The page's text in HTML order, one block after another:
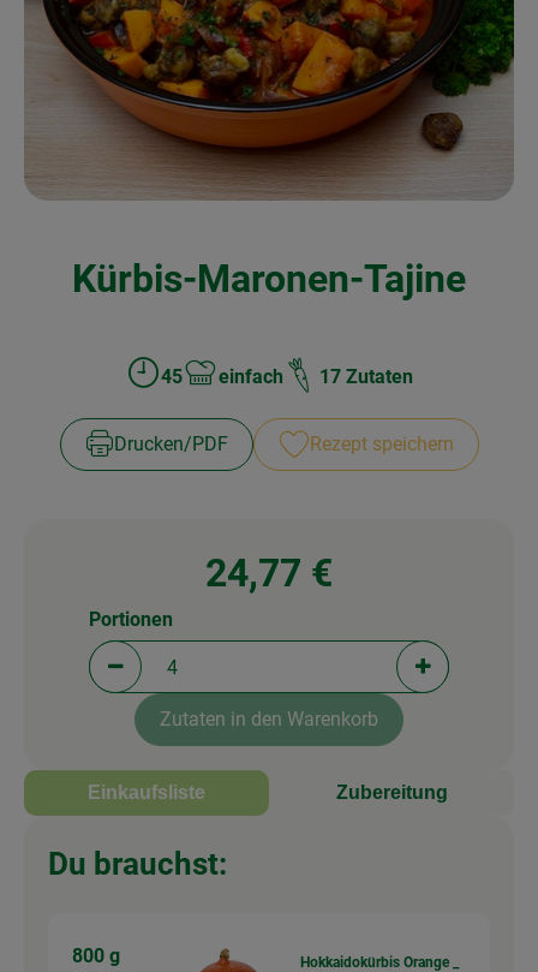
Kochen & Backen
Naturkost
Veranstaltungen
Kürbis-Maronen-Tajine
Zubreitungszeit:
45
Schwierigkeit:
einfach 17 Zutaten
Drucken​/​PDF Rezept speichern
24,77 €
Portionen verringern (aktuell 4 Portionen
Portionen
Portionen
Zutaten in den Warenkorb
Einkaufsliste Zubereitung
Du brauchst:
800 g
Hokkaidokürbis Orange _